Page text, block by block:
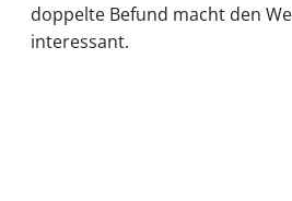
doppelte Befund macht den
interessant.